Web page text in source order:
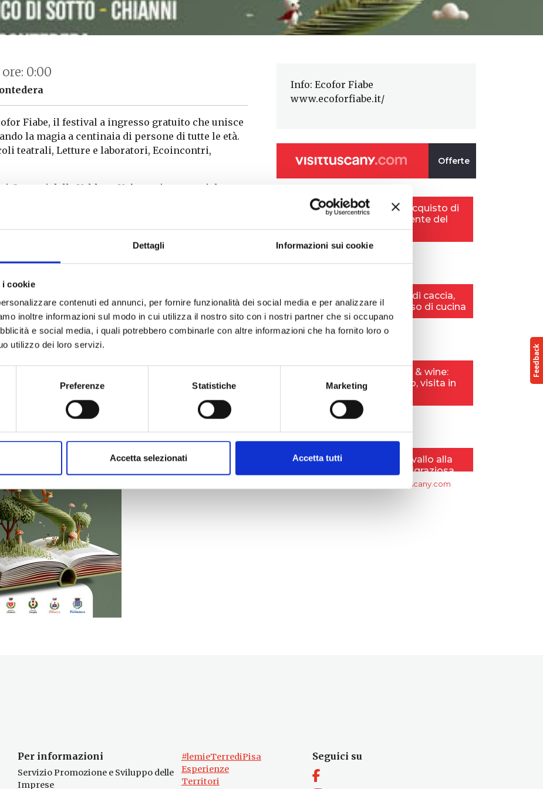
Dettagli Informazioni sui cookie
i cookie
contenuti ed annunci, per fornire funzionalità dei social media e per analizzare il
inoltre informazioni sul modo in cui utilizza il nostro sito con i nostri partner che si occupano
e social media, i quali potrebbero combinarle con altre informazioni che ha fornito loro o
utilizzo dei loro servizi.
Preferenze Statistiche Marketing
Accetta selezionati Accetta tutti
ore: 0:00
Fiabe, il festival a ingresso gratuito che unisce
la magia a centinaia di persone di tutte le età.
teatrali, Letture e laboratori, Ecoincontri,
della Valdera. Un’occasione speciale per
sul mondo
Info: Ecofor Fiabe
www.ecoforfiabe.it/
Per informazioni
Servizio Promozione e Sviluppo delle
Imprese
#lemieTerrediPisa
Esperienze
Territori
Seguici su